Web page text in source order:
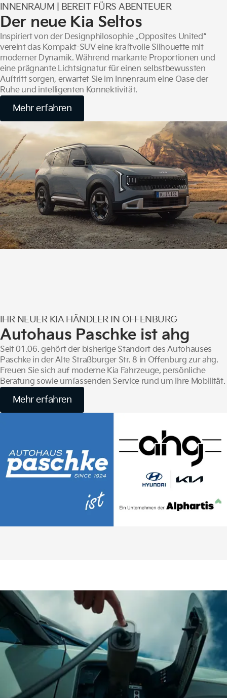
NNENRAUM | BEREIT FÜRS ABENTEUER
Der neue Kia Seltos
Inspiriert von der Designphilosophie „Opposites United“
vereint das Kompakt-SUV eine kraftvolle Silhouette mit
moderner Dynamik. Während markante Proportionen und
eine prägnante Lichtsignatur für einen selbstbewussten
Auftritt sorgen, erwartet Sie im Innenraum eine Oase der
Ruhe und intelligenten Konnektivität.
Mehr erfahren
IHR NEUER KIA HÄNDLER IN OFFENBURG
Autohaus Paschke ist ahg
Seit 01.06. gehört der bisherige Standort des Autohauses
Paschke in der Alte Straßburger Str. 8 in Offenburg zur ahg.
Freuen Sie sich auf moderne Kia Fahrzeuge, persönliche
Beratung sowie umfassenden Service rund um Ihre Mobilität.
Mehr erfahren
Service & Zubehör
Genießen Sie erstklassigen Service und Original-Zubehör für
Ihren Kia.
MEHR ERFAHREN
Service & Zubehör
Neuwagenauswahl und -angebote
Bei der ahg erwartet Sie eine erstklassige Auswahl an Kia
Neuwagen und attraktive Angebote.
MEHR ERFAHREN
Neuwagenauswahl und -angebote